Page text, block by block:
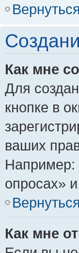
Как мне
Для
кнопке в
ваших
Например:
опросах» и
Как мне